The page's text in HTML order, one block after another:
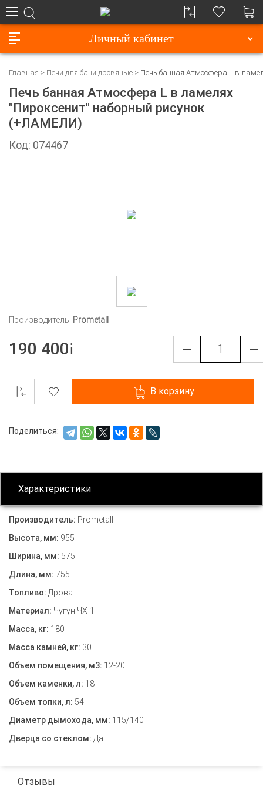
Личный кабинет
Главная Печи для бани дровяные Печь банная Атмосфера L в
Печь банная Атмосфера L в ламелях
"Пироксенит" наборный рисунок
(+ЛАМЕЛИ)
Код: 074467
Производитель: Prometall
190 400
В корзину
Поделиться:
Характеристики
Производитель: Prometall
Высота, мм: 955
Ширина, мм: 575
Длина, мм: 755
Топливо: Дрова
Материал: Чугун ЧХ-1
Масса, кг: 180
Масса камней, кг: 30
Объем помещения, м3: 12-20
Объем каменки, л: 18
Объем топки, л: 54
Диаметр дымохода, мм: 115/140
Дверца со стеклом: Да
Отзывы